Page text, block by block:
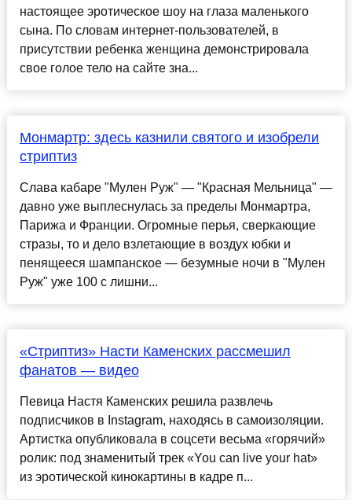
настоящее эротическое шоу на глаза маленького
сына. По словам интернет-пользователей, в
присутствии ребенка женщина демонстрировала
свое голое тело на сайте зна...
Монмартр: здесь казнили святого и изобрели
стриптиз
Слава кабаре "Мулен Руж" — "Красная Мельница" —
давно уже выплеснулась за пределы Монмартра,
Парижа и Франции. Огромные перья, сверкающие
стразы, то и дело взлетающие в воздух юбки и
пенящееся шампанское — безумные ночи в "Мулен
Руж" уже 100 с лишни...
«Стриптиз» Насти Каменских рассмешил
фанатов — видео
Певица Настя Каменских решила развлечь
подписчиков в Instagram, находясь в самоизоляции.
Артистка опубликовала в соцсети весьма «горячий»
ролик: под знаменитый трек «You can live your hat»
из эротической кинокартины в кадре п...